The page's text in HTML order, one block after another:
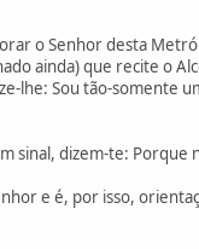
o Senhor desta
ainda) que recite o
lhe: Sou tão-somente
sinal, dizem-te:
e é, por isso,